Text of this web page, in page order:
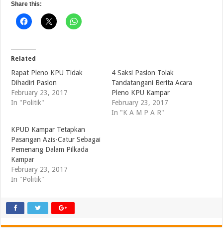
Share this:
Related
Rapat Pleno KPU Tidak
Dihadiri Paslon
February 23, 2017
In "Politik"
4 Saksi Paslon Tolak
Tandatangani Berita Acara
Pleno KPU Kampar
February 23, 2017
In "K A M P A R"
KPUD Kampar Tetapkan
Pasangan Azis-Catur Sebagai
Pemenang Dalam Pilkada
Kampar
February 23, 2017
In "Politik"